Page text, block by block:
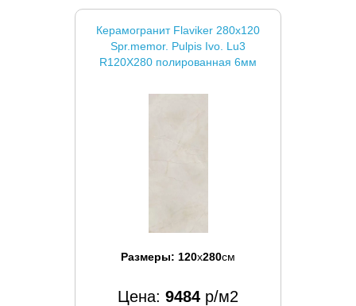
Керамогранит Flaviker 280x120
Spr.memor. Pulpis Ivo. Lu3
R120X280 полированная 6мм
Размеры: 120x280см
Цена: 9484 р/м2